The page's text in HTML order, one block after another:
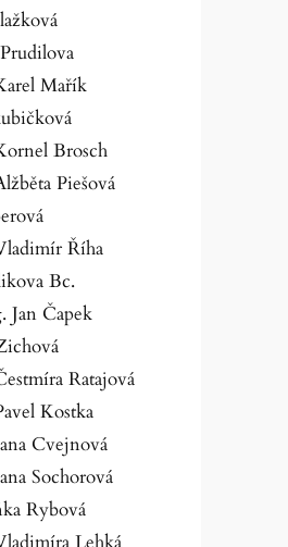
Mařík
Brosch
Piešová
Říha
Bc.
Jan Čapek
Ratajová
Kostka
Cvejnová
Sochorová
Rybová